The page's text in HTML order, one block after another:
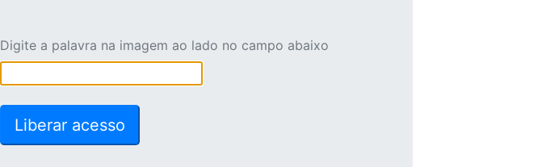
Digite a palavra na imagem ao lado no campo abaixo